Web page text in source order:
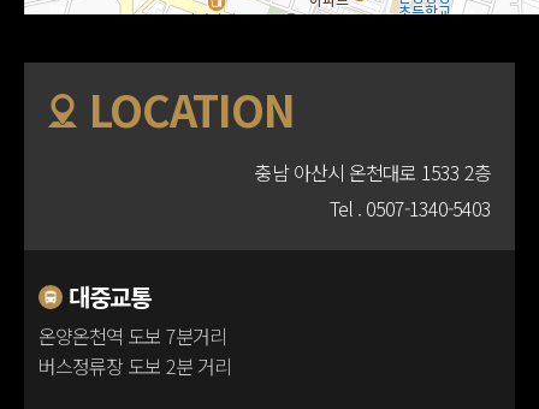
LOCATION
충남 아산시 온천대로 1533 2층
Tel . 0507-1340-5403
대중교통
온양온천역 도보 7분거리
버스정류장 도보 2분 거리